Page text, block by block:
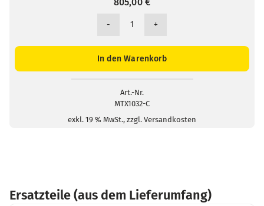
MTX
C
MHz
im
Gehäuse
In den Warenkorb
Art.-Nr.
MTX1032-C
exkl. 19 % MwSt., zzgl. Versandkosten
Ersatzteile (aus dem Lieferumfang)